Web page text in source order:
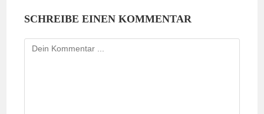
SCHREIBE EINEN KOMMENTAR
Kommentieren